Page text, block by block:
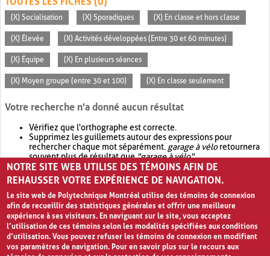
(X) Socialisation (X) Sporadiques (X) En classe et hors classe
(X) Élevée (X) Activités développées (Entre 30 et 60 minutes)
(X) Équipe (X) En plusieurs séances
(X) Moyen groupe (entre 30 et 100) (X) En classe seulement
Votre recherche n'a donné aucun résultat
Vérifiez que l'orthographe est correcte.
Supprimez les guillemets autour des expressions pour
rechercher chaque mot séparément. garage à véloretournera
souvent plus de résultat que"garage à vélo".
Envisagez d'élargir votre recherche avec OR.garage OR vélo
retournera souvent plus de résultat quegarage à vélo
NOTRE SITE WEB UTILISE DES TÉMOINS AFIN DE
REHAUSSER VOTRE EXPÉRIENCE DE NAVIGATION.
Le site web de Polytechnique Montréal utilise des témoins de connexion
afin de recueillir des statistiques générales et offrir une meilleure
expérience à ses visiteurs. En naviguant sur le site, vous acceptez
l’utilisation de ces témoins selon les modalités spécifiées aux conditions
d’utilisation. Vous pouvez refuser les témoins de connexion en modifiant
vos paramètres de navigation. Pour en savoir plus sur le recours aux